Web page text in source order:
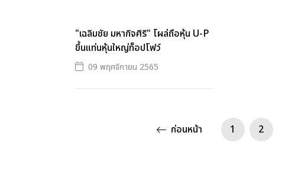
"เฉลิมชัย มหากิจศิริ" โผล่ถือหุ้น U-P
ขึ้นแท่นหุ้นใหญ่ท็อปโฟว์
09 พฤศจิกายน 2565
ก่อนหน้า 1 2